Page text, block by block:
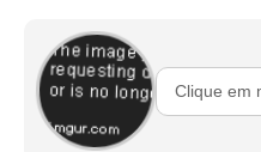
Clique em